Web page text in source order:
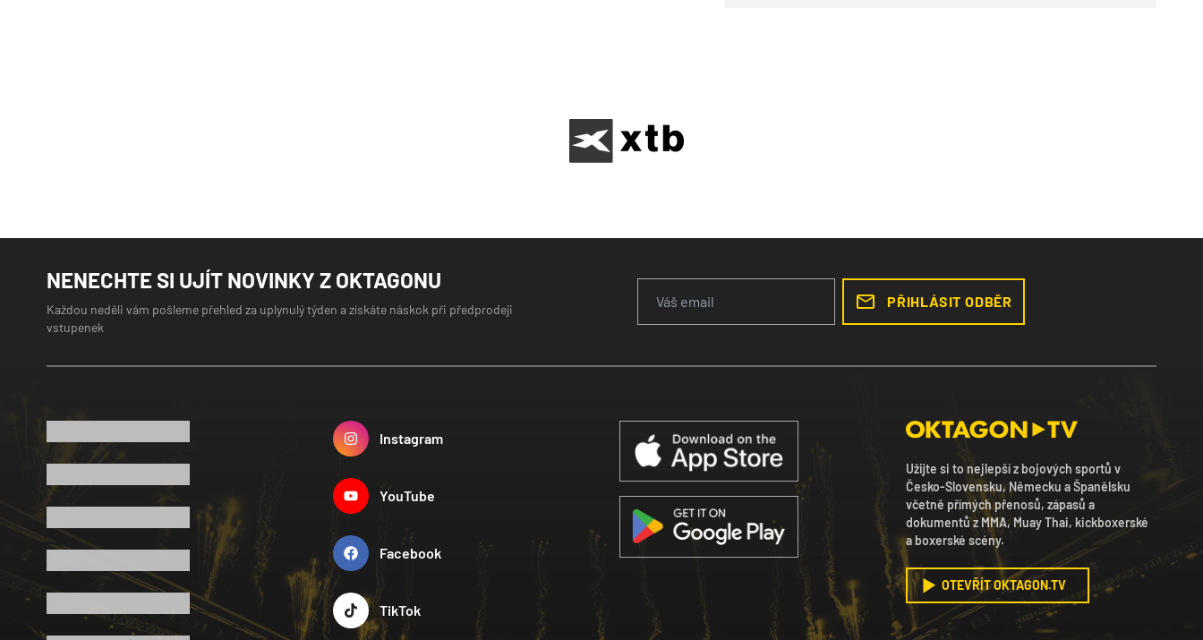
NENECHTE SI UJÍT NOVINKY Z OKTAGONU
Každou neděli vám pošleme přehled za uplynulý týden a získáte náskok při předprodeji
vstupenek
PŘIHLÁSIT ODBĚR
Instagram
YouTube
Facebook
TikTok
Užijte si to nejlepší z bojových sportů v
Česko-Slovensku, Německu a Španělsku
včetně přímých přenosů, zápasů a
dokumentů z MMA, Muay Thai, kickboxerské
a boxerské scény.
OTEVŘÍT OKTAGON.TV